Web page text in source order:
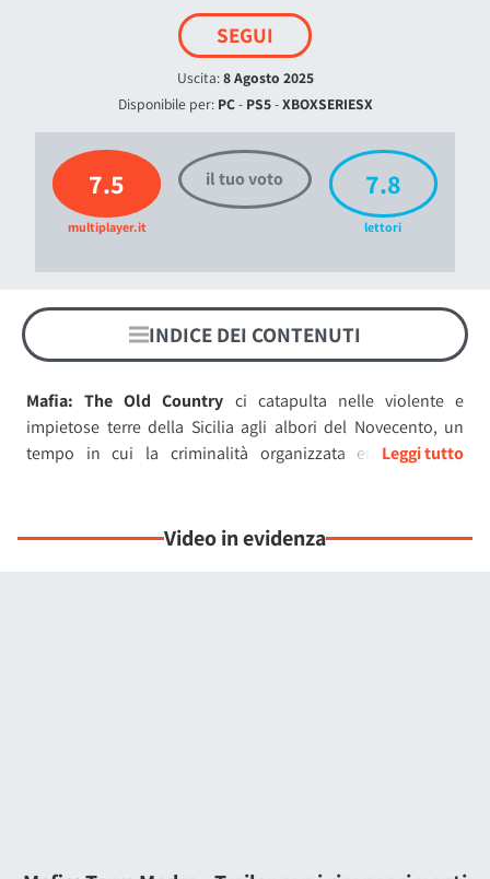
SEGUI
Uscita:8 Agosto 2025
Disponibile per: PC- PS5-XBOXSERIESX
7.5
multiplayer.it
il tuo voto 7.8
lettori
INDICE DEI CONTENUTI
Mafia: The Old Country ci catapulta nelle violente e
impietose terre della Sicilia agli albori del Novecento, un
tempo in cui la criminalità organizzata era un'ombra
sofferenze delle solfare, saremo chiamati a forgiarci un
Video in evidenza